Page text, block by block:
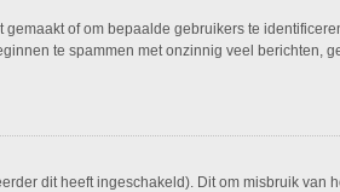
of om bepaalde gebruikers te
te spammen met onzinnig veel berichten,
dit heeft ingeschakeld). Dit om misbruik van